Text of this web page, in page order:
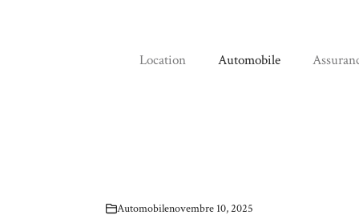
Location Automobile
Automobilenovembre 10, 2025